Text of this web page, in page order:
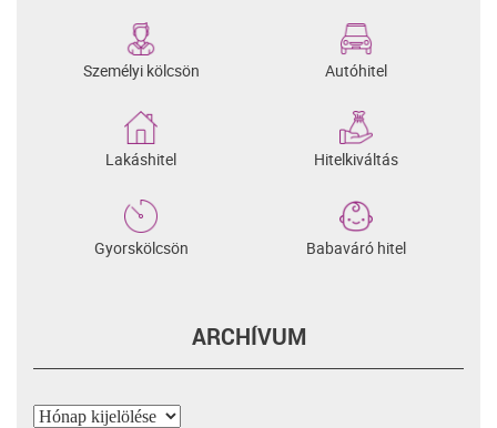
Személyi kölcsön Autóhitel
Lakáshitel Hitelkiváltás
Gyorskölcsön Babaváró hitel
ARCHÍVUM
Archívum